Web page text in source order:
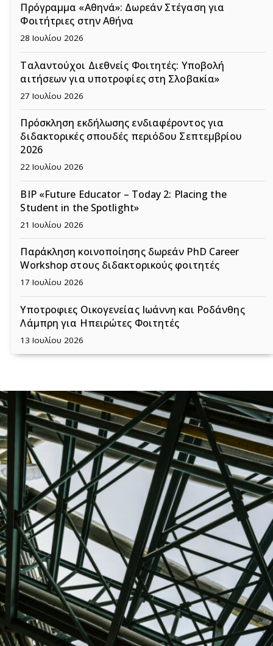
Πρόγραμμα «Αθηνά»: Δωρεάν Στέγαση για
Φοιτήτριες στην Αθήνα
28 Ιουλίου 2026
Ταλαντούχοι Διεθνείς Φοιτητές: Υποβολή
αιτήσεων για υποτροφίες στη Σλοβακία»
27 Ιουλίου 2026
Πρόσκληση εκδήλωσης ενδιαφέροντος για
διδακτορικές σπουδές περιόδου Σεπτεμβρίου
2026
22 Ιουλίου 2026
BIP «Future Educator – Today 2: Placing the
Student in the Spotlight»
21 Ιουλίου 2026
Παράκληση κοινοποίησης δωρεάν PhD Career
Workshop στους διδακτορικούς φοιτητές
17 Ιουλίου 2026
Υποτροφιες Οικογενείας Ιωάννη και Ροδάνθης
Λάμπρη για Ηπειρώτες Φοιτητές
13 Ιουλίου 2026